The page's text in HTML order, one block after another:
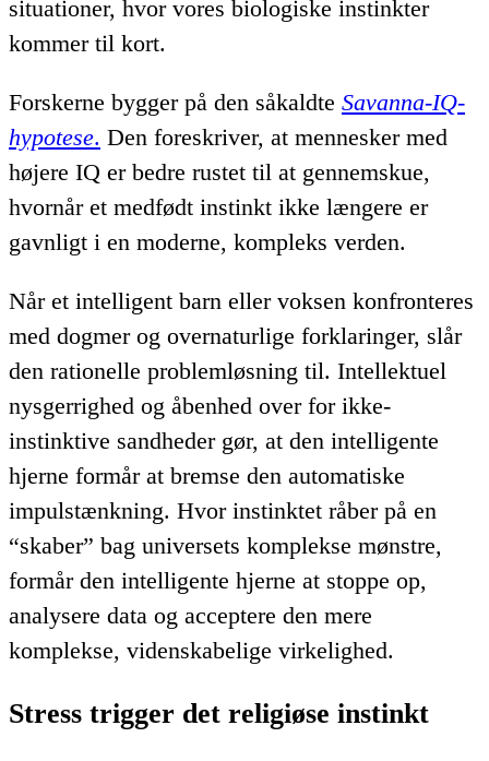
situationer, hvor vores biologiske instinkter
kommer til kort.
Forskerne bygger på den såkaldte Savanna-IQ-
hypotese. Den foreskriver, at mennesker med
højere IQ er bedre rustet til at gennemskue,
hvornår et medfødt instinkt ikke længere er
gavnligt i en moderne, kompleks verden.
Når et intelligent barn eller voksen konfronteres
med dogmer og overnaturlige forklaringer, slår
den rationelle problemløsning til. Intellektuel
nysgerrighed og åbenhed over for ikke-
instinktive sandheder gør, at den intelligente
hjerne formår at bremse den automatiske
impulstænkning. Hvor instinktet råber på en
“skaber” bag universets komplekse mønstre,
formår den intelligente hjerne at stoppe op,
analysere data og acceptere den mere
komplekse, videnskabelige virkelighed.
Stress trigger det religiøse instinkt